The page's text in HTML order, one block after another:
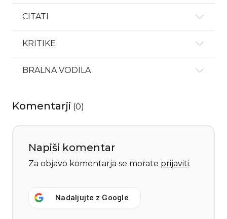
CITATI
KRITIKE
BRALNA VODILA
Komentarji (0)
Napiši komentar
Za objavo komentarja se morate prijaviti.
Nadaljujte z Google